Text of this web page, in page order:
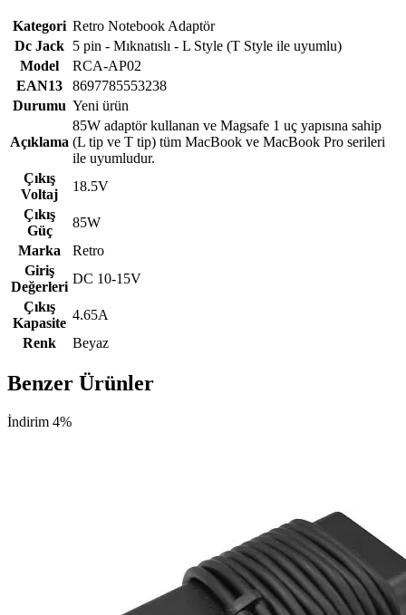
Kategori Retro Notebook Adaptör
Dc Jack 5 pin - Mıknatıslı - L Style (T Style ile uyumlu)
Model
RCA-AP02
EAN13
8697785553238
Durumu Yeni ürün
Açıklama
85W adaptör kullanan ve Magsafe 1 uç yapısına sahip
(L tip ve T tip) tüm MacBook ve MacBook Pro serileri
ile uyumludur.
Çıkış
Voltaj
18.5V
Çıkış
Güç
85W
Marka
Retro
Giriş
Değerleri
DC 10-15V
Çıkış
Kapasite
4.65A
Renk
Beyaz
Benzer Ürünler
İndirim 4%